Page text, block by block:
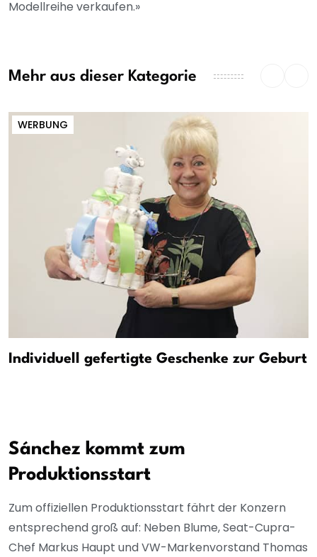
Modellreihe verkaufen.»
Mehr aus dieser Kategorie
WERBUNG
Individuell gefertigte Geschenke zur Geburt
Sánchez kommt zum
Produktionsstart
Zum offiziellen Produktionsstart fährt der Konzern
entsprechend groß auf: Neben Blume, Seat-Cupra-
Chef Markus Haupt und VW-Markenvorstand Thomas